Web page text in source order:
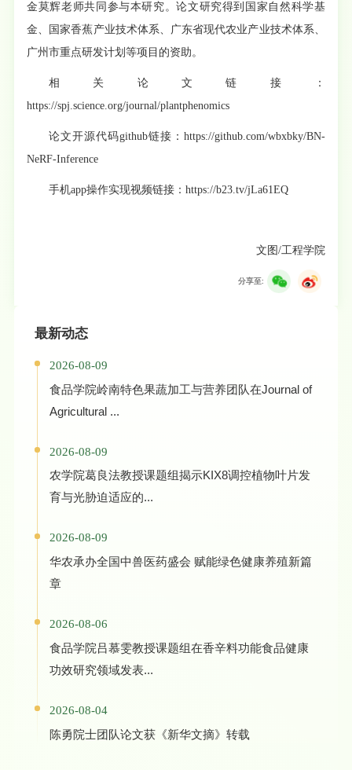
金莫辉老师共同参与本研究。论文研究得到国家自然科学基
金、国家香蕉产业技术体系、广东省现代农业产业技术体系、
广州市重点研发计划等项目的资助。
相关论文链接：
https://spj.science.org/journal/plantphenomics
论文开源代码github链接： https://github.com/wbxbky/BN-
NeRF-Inference
手机app操作实现视频链接：https://b23.tv/jLa61EQ
文图/工程学院
分享至:
最新动态
2026-08-09
食品学院岭南特色果蔬加工与营养团队在Journal of
Agricultural ...
2026-08-09
农学院葛良法教授课题组揭示KIX8调控植物叶片发
育与光胁迫适应的...
2026-08-09
华农承办全国中兽医药盛会 赋能绿色健康养殖新篇
章
2026-08-06
食品学院吕慕雯教授课题组在香辛料功能食品健康
功效研究领域发表...
2026-08-04
陈勇院士团队论文获《新华文摘》转载